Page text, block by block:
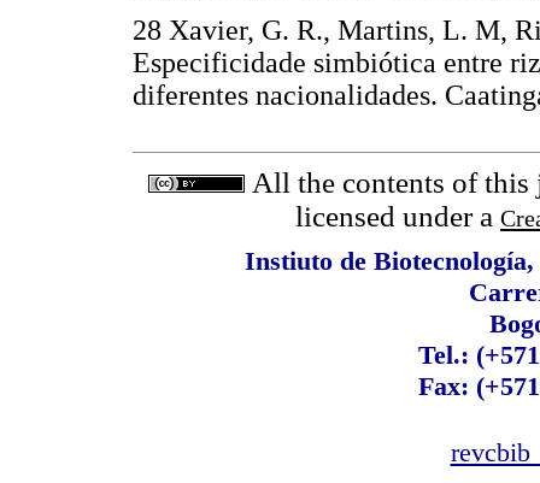
28 Xavier, G. R., Martins, L. M,
Especificidade simbiótica entre
diferentes nacionalidades.
All the contents of this
licensed under a
Instiuto de
Tel.:
Fax: